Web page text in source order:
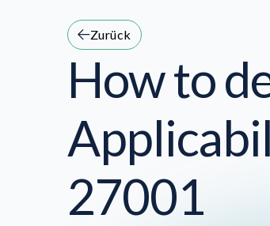
Zurück
How to
27001